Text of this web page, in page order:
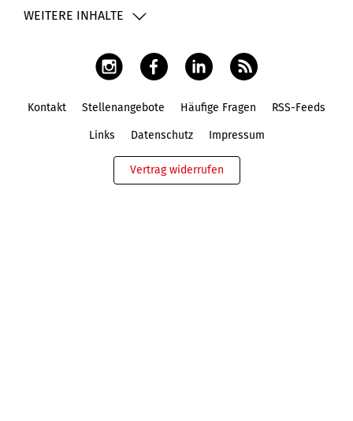
WEITERE INHALTE
Kontakt Stellenangebote Häufige Fragen RSS-Feeds
Links Datenschutz Impressum
Vertrag widerrufen